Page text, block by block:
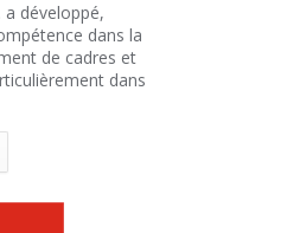
a développé,
dans la
de cadres et
dans